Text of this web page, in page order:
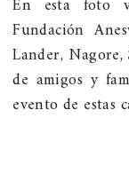
En esta foto
Fundación
Lander,
de amigos y
evento de estas